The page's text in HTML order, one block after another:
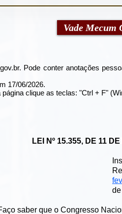
Vade Mecum
. Pode conter anotações
17/06/2026.
clique as teclas: "Ctrl + F"
LEI Nº 15.355, DE 11
saber que o Congresso